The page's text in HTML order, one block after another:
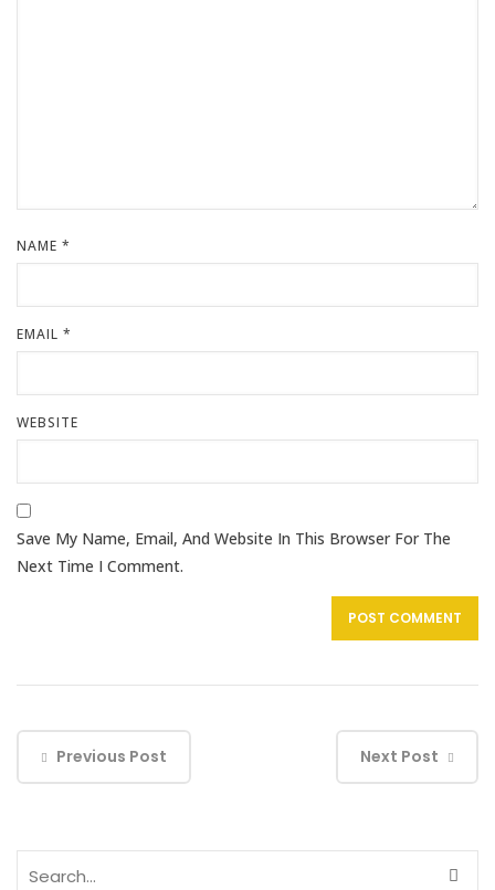
NAME *
EMAIL *
WEBSITE
Save My Name, Email, And Website In This Browser For The
Next Time I Comment.
Previous Post Next Post